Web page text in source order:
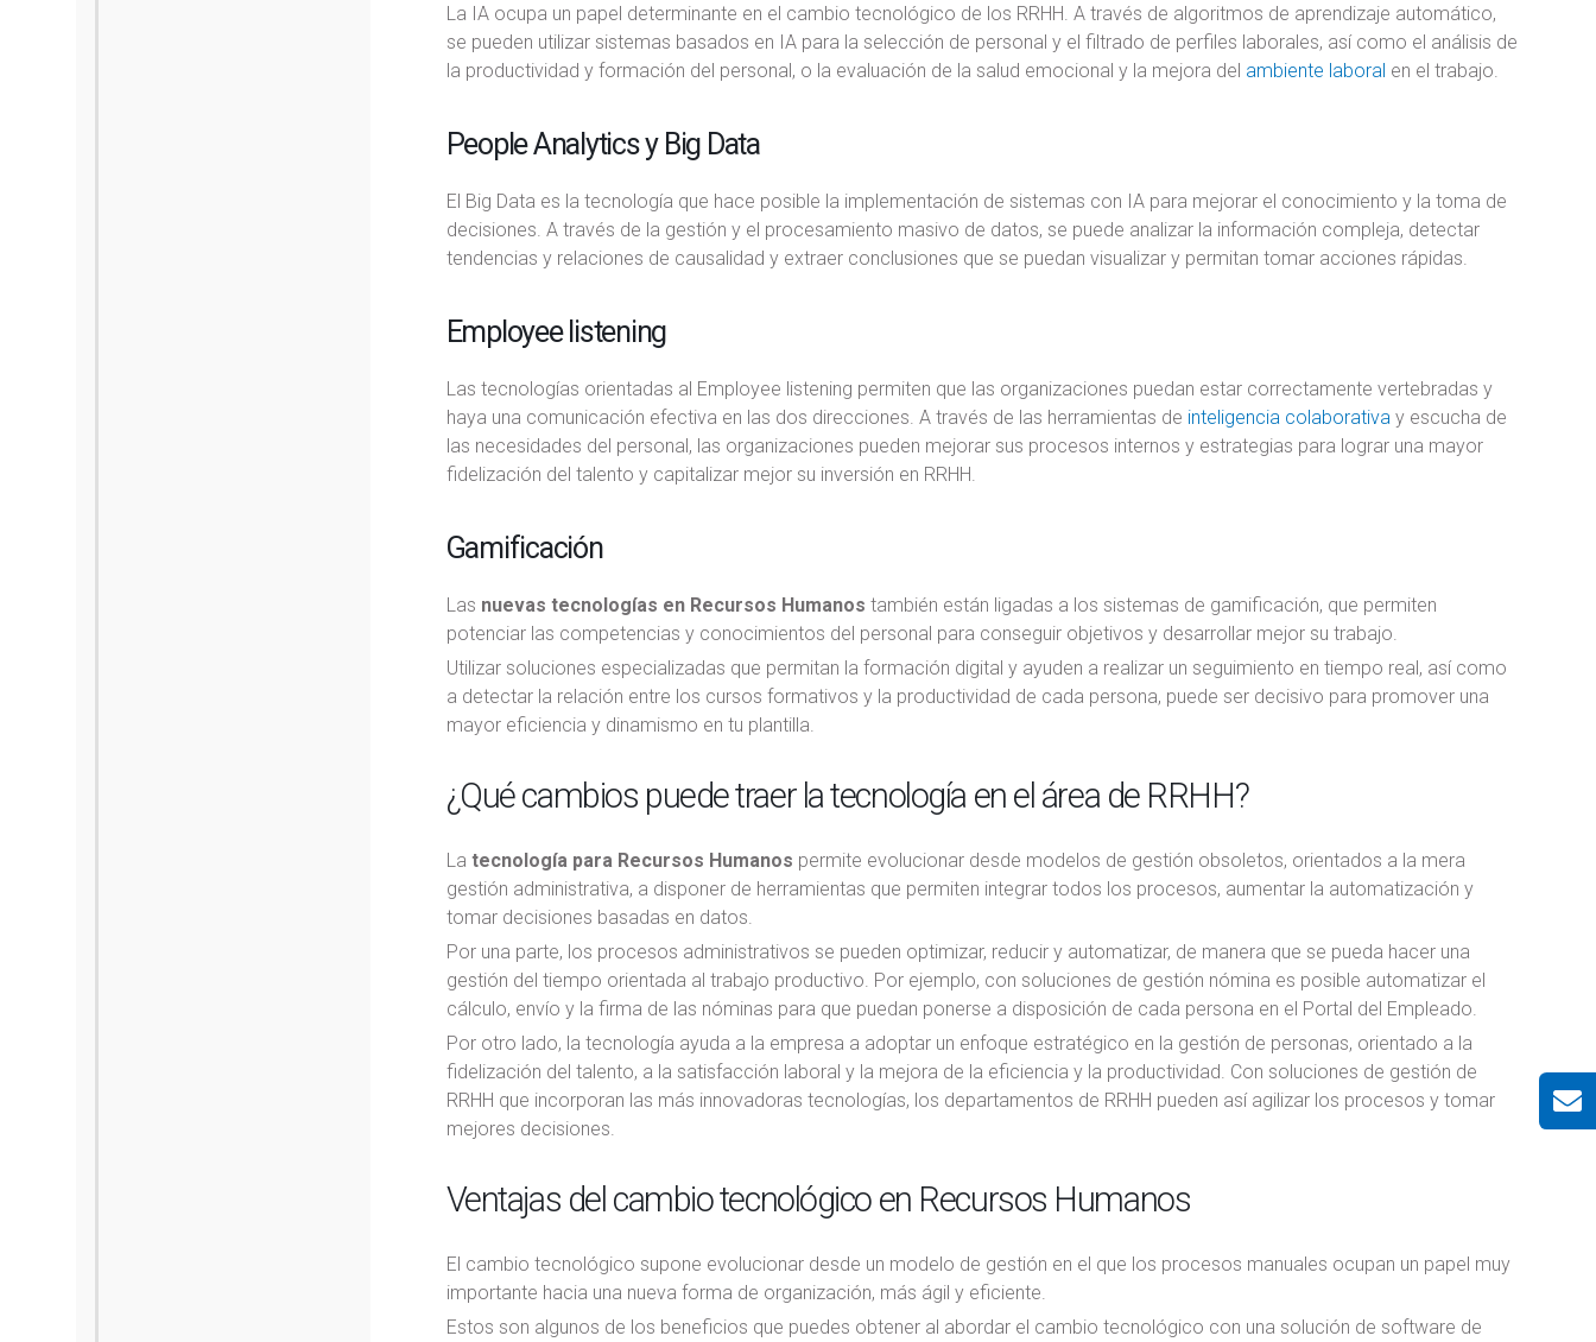
La IA ocupa un papel determinante en el cambio tecnológico de los RRHH. A través de algoritmos de aprendizaje automático,
se pueden utilizar sistemas basados en IA para la selección de personal y el filtrado de perfiles laborales, así como el análisis de
la productividad y formación del personal, o la evaluación de la salud emocional y la mejora del ambiente laboral en el trabajo.
People Analytics y Big Data
El Big Data es la tecnología que hace posible la implementación de sistemas con IA para mejorar el conocimiento y la toma de
decisiones. A través de la gestión y el procesamiento masivo de datos, se puede analizar la información compleja, detectar
tendencias y relaciones de causalidad y extraer conclusiones que se puedan visualizar y permitan tomar acciones rápidas.
Employee listening
Las tecnologías orientadas al Employee listening permiten que las organizaciones puedan estar correctamente vertebradas y
haya una comunicación efectiva en las dos direcciones. A través de las herramientas de inteligencia colaborativa y escucha de
las necesidades del personal, las organizaciones pueden mejorar sus procesos internos y estrategias para lograr una mayor
fidelización del talento y capitalizar mejor su inversión en RRHH.
Gamificación
Las nuevas tecnologías en Recursos Humanos también están ligadas a los sistemas de gamificación, que permiten
potenciar las competencias y conocimientos del personal para conseguir objetivos y desarrollar mejor su trabajo.
Utilizar soluciones especializadas que permitan la formación digital y ayuden a realizar un seguimiento en tiempo real, así como
a detectar la relación entre los cursos formativos y la productividad de cada persona, puede ser decisivo para promover una
mayor eficiencia y dinamismo en tu plantilla.
¿Qué cambios puede traer la tecnología en el área de RRHH?
La tecnología para Recursos Humanos permite evolucionar desde modelos de gestión obsoletos, orientados a la mera
gestión administrativa, a disponer de herramientas que permiten integrar todos los procesos, aumentar la automatización y
tomar decisiones basadas en datos.
Por una parte, los procesos administrativos se pueden optimizar, reducir y automatizar, de manera que se pueda hacer una
gestión del tiempo orientada al trabajo productivo. Por ejemplo, con soluciones de gestión nómina es posible automatizar el
cálculo, envío y la firma de las nóminas para que puedan ponerse a disposición de cada persona en el Portal del Empleado.
Por otro lado, la tecnología ayuda a la empresa a adoptar un enfoque estratégico en la gestión de personas, orientado a la
fidelización del talento, a la satisfacción laboral y la mejora de la eficiencia y la productividad. Con soluciones de gestión de
RRHH que incorporan las más innovadoras tecnologías, los departamentos de RRHH pueden así agilizar los procesos y tomar
mejores decisiones.
Ventajas del cambio tecnológico en Recursos Humanos
El cambio tecnológico supone evolucionar desde un modelo de gestión en el que los procesos manuales ocupan un papel muy
importante hacia una nueva forma de organización, más ágil y eficiente.
Estos son algunos de los beneficios que puedes obtener al abordar el cambio tecnológico con una solución de software de